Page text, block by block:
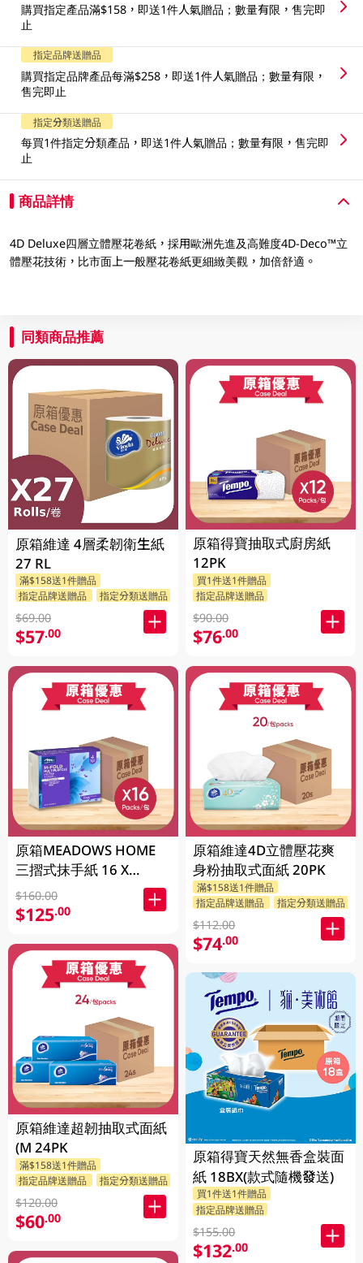
購買指定產品滿$158，即送1件人氣贈品；數量有限，售完即
止
指定品牌送贈品
購買指定品牌產品每滿$258，即送1件人氣贈品；數量有限，
售完即止
指定分類送贈品
每買1件指定分類產品，即送1件人氣贈品；數量有限，售完即
止
商品詳情
4D Deluxe四層立體壓花卷紙，採用歐洲先進及高難度4D-Deco™立
體壓花技術，比市面上一般壓花卷紙更細緻美觀，加倍舒適。
同類商品推薦
原箱維達 4層柔韌衛生紙
27 RL
滿$158送1件贈品
指定品牌送贈品
指定分類送贈品
$69.00
$57.00
原箱MEADOWS HOME
三摺式抹手紙 16 X
250PC
$160.00
$125.00
原箱維達超韌抽取式面紙
(M 24PK
滿$158送1件贈品
指定品牌送贈品
指定分類送贈品
$120.00
$60.00
原箱得寶抽取式廚房紙
12PK
買1件送1件贈品
指定品牌送贈品
$90.00
$76.00
原箱維達4D立體壓花爽
身粉抽取式面紙 20PK
滿$158送1件贈品
指定品牌送贈品
指定分類送贈品
$112.00
$74.00
原箱得寶天然無香盒裝面
紙 18BX(款式隨機發送)
買1件送1件贈品
指定品牌送贈品
$155.00
$132.00